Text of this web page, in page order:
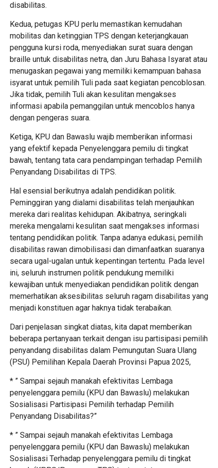
disabilitas.
Kedua, petugas KPU perlu memastikan kemudahan
mobilitas dan ketinggian TPS dengan keterjangkauan
pengguna kursi roda, menyediakan surat suara dengan
braille untuk disabilitas netra, dan Juru Bahasa Isyarat atau
menugaskan pegawai yang memiliki kemampuan bahasa
isyarat untuk pemilih Tuli pada saat kegiatan pencoblosan.
Jika tidak, pemilih Tuli akan kesulitan mengakses
informasi apabila pemanggilan untuk mencoblos hanya
dengan pengeras suara.
Ketiga, KPU dan Bawaslu wajib memberikan informasi
yang efektif kepada Penyelenggara pemilu di tingkat
bawah, tentang tata cara pendampingan terhadap Pemilih
Penyandang Disabilitas di TPS.
Hal esensial berikutnya adalah pendidikan politik.
Peminggiran yang dialami disabilitas telah menjauhkan
mereka dari realitas kehidupan. Akibatnya, seringkali
mereka mengalami kesulitan saat mengakses informasi
tentang pendidikan politik. Tanpa adanya edukasi, pemilih
disabilitas rawan dimobilisasi dan dimanfaatkan suaranya
secara ugal-ugalan untuk kepentingan tertentu. Pada level
ini, seluruh instrumen politik pendukung memiliki
kewajiban untuk menyediakan pendidikan politik dengan
memerhatikan aksesibilitas seluruh ragam disabilitas yang
menjadi konstituen agar haknya tidak terabaikan.
Dari penjelasan singkat diatas, kita dapat memberikan
beberapa pertanyaan terkait dengan isu partisipasi pemilih
penyandang disabilitas dalam Pemungutan Suara Ulang
(PSU) Pemilihan Kepala Daerah Provinsi Papua 2025,
* ” Sampai sejauh manakah efektivitas Lembaga
penyelenggara pemilu (KPU dan Bawaslu) melakukan
Sosialisasi Partisipasi Pemilih terhadap Pemilih
Penyandang Disabilitas?”
* ” Sampai sejauh manakah efektivitas Lembaga
penyelenggara pemilu (KPU dan Bawaslu) melakukan
Sosialisasi Terhadap penyelenggara pemilu di tingkat